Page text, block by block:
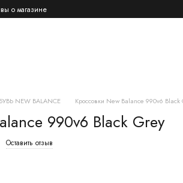
о магазине
NEW BALANCE Кроссовки New Balance 990v6 Black
990v6 Black Grey
Оставить отзыв